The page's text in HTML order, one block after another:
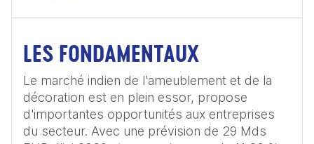
LES FONDAMENTAUX
Le marché indien de l'ameublement et de la
décoration est en plein essor, propose
d'importantes opportunités aux entreprises
du secteur. Avec une prévision de 29 Mds